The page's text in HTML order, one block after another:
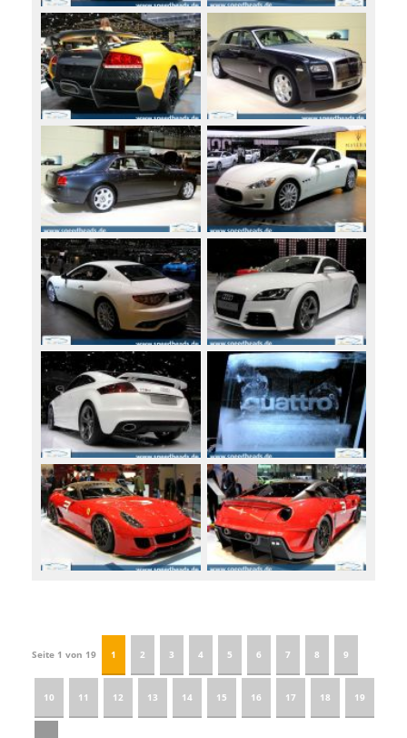
Seite 1 von 19 1 2 3 4 5 6 7 8 9
10 11 12 13 14 15 16 17 18 19